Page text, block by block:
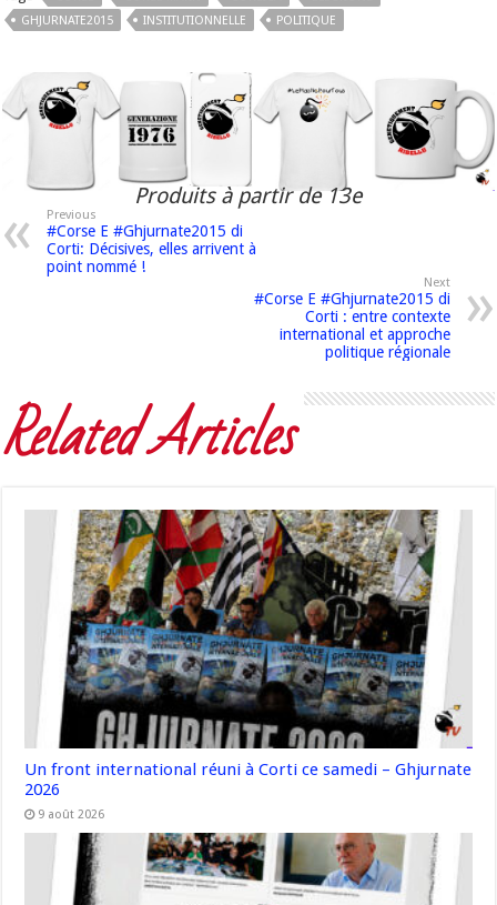
GHJURNATE2015
INSTITUTIONNELLE POLITIQUE
Produits à partir de 13e
Previous
#Corse E #Ghjurnate2015 di
Corti: Décisives, elles arrivent à
point nommé !
Next
#Corse E #Ghjurnate2015 di
Corti : entre contexte
international et approche
politique régionale
Related Articles
Un front international réuni à Corti ce samedi – Ghjurnate
2026
9 août 2026